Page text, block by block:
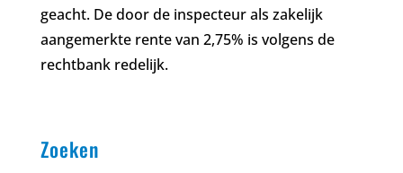
geacht. De door de inspecteur als zakelijk
aangemerkte rente van 2,75% is volgens de
rechtbank redelijk.
Zoeken